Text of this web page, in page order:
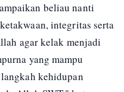
beliau nanti
integritas serta
agar kelak menjadi
yang mampu
kehidupan